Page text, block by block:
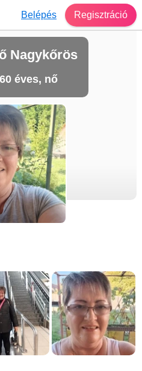
Belépés Regisztráció
Nagykőrös
éves, nő